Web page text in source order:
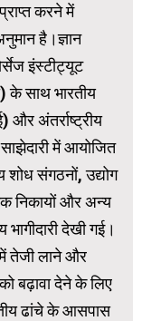
करने में
है।ज्ञान
इंस्टीट्यूट
के साथ भारतीय
और अंतर्राष्ट्रीय
में आयोजित
संगठनों, उद्योग
निकायों और अन्य
देखी गई।
तेजी लाने और
बढ़ावा देने के लिए
ढांचे के आसपास